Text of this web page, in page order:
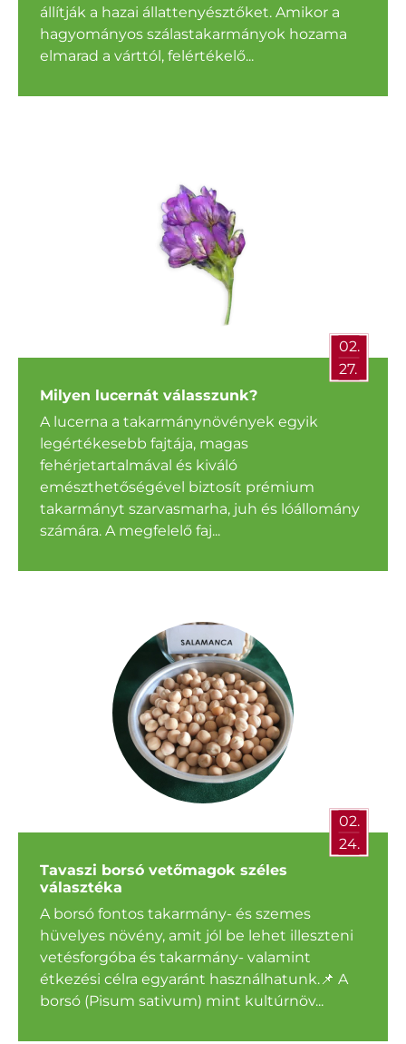
állítják a hazai állattenyésztőket. Amikor a
hagyományos szálastakarmányok hozama
elmarad a várttól, felértékelő...
02.
27.
Milyen lucernát válasszunk?
A lucerna a takarmánynövények egyik
legértékesebb fajtája, magas
fehérjetartalmával és kiváló
emészthetőségével biztosít prémium
takarmányt szarvasmarha, juh és lóállomány
számára. A megfelelő faj...
02.
24.
Tavaszi borsó vetőmagok széles
választéka
A borsó fontos takarmány- és szemes
hüvelyes növény, amit jól be lehet illeszteni
vetésforgóba és takarmány- valamint
étkezési célra egyaránt használhatunk.📌 A
borsó (Pisum sativum) mint kultúrnöv...